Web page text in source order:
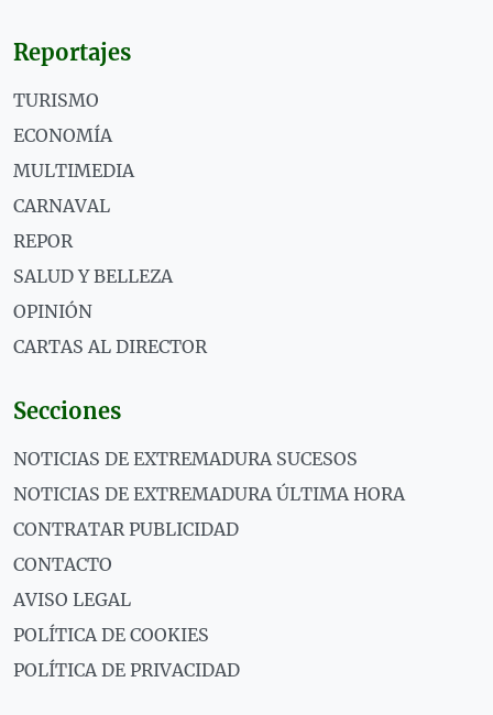
Reportajes
TURISMO
ECONOMÍA
MULTIMEDIA
CARNAVAL
REPOR
SALUD Y BELLEZA
OPINIÓN
CARTAS AL DIRECTOR
Secciones
NOTICIAS DE EXTREMADURA SUCESOS
NOTICIAS DE EXTREMADURA ÚLTIMA HORA
CONTRATAR PUBLICIDAD
CONTACTO
AVISO LEGAL
POLÍTICA DE COOKIES
POLÍTICA DE PRIVACIDAD